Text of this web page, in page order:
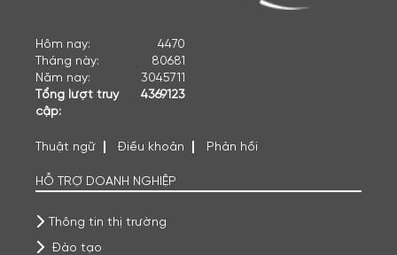
Hôm nay:
4470
Tháng này:
80681
Năm nay:
3045711
Tổng lượt truy
cập:
4369123
Thuật ngữ Điều khoản Phản hồi
HỖ TRỢ DOANH NGHIỆP
Thông tin thị trường
Đào tạo